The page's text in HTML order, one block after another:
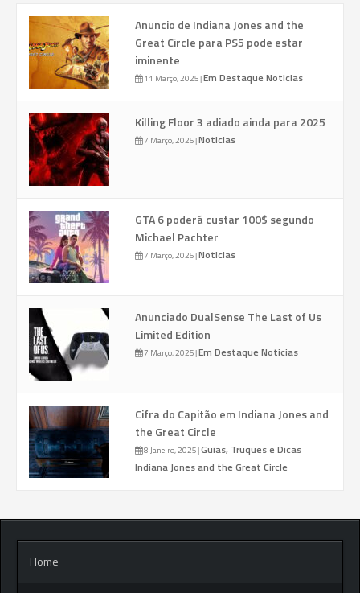
Anuncio de Indiana Jones and the
Great Circle para PS5 pode estar
iminente
11 Março, 2025|Em Destaque Noticias
Killing Floor 3 adiado ainda para 2025
7 Março, 2025|Noticias
GTA 6 poderá custar 100$ segundo
Michael Pachter
7 Março, 2025|Noticias
Anunciado DualSense The Last of Us
Limited Edition
7 Março, 2025|Em Destaque Noticias
Cifra do Capitão em Indiana Jones and
the Great Circle
8 Janeiro, 2025|Guias, Truques e Dicas
Indiana Jones and the Great Circle
Home